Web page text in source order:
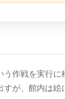
作戦を実行
が、館内は